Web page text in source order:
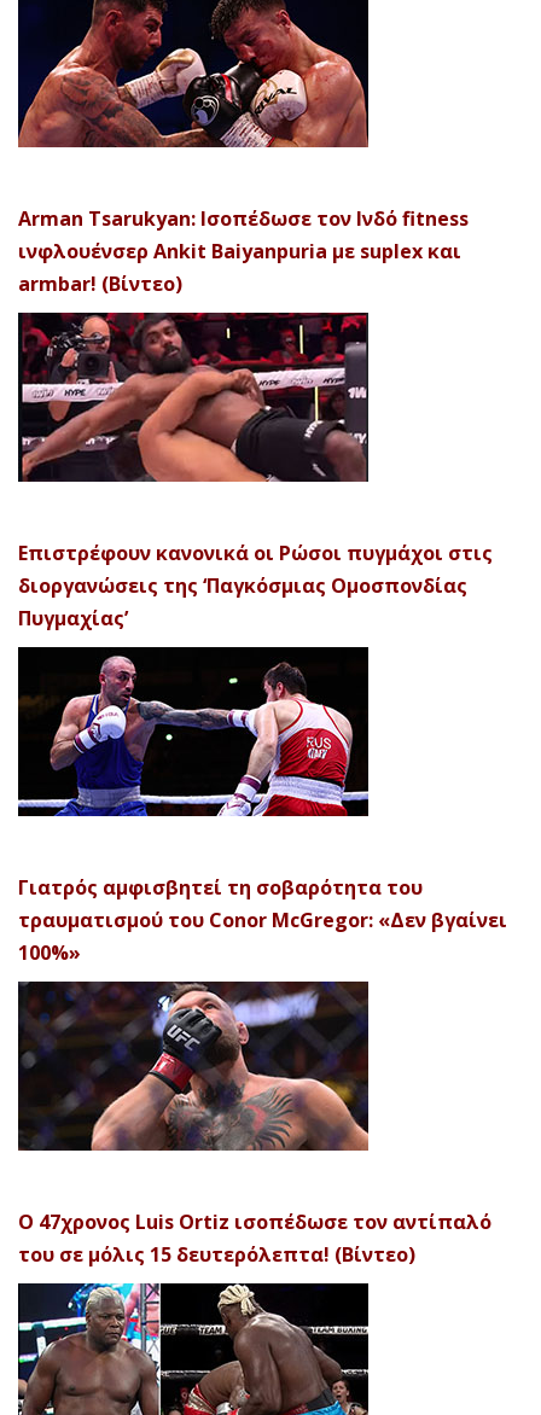
Arman Tsarukyan: Ισοπέδωσε τον Ινδό fitness
ινφλουένσερ Ankit Baiyanpuria με suplex και
armbar! (Βίντεο)
Επιστρέφουν κανονικά οι Ρώσοι πυγμάχοι στις
διοργανώσεις της ‘Παγκόσμιας Ομοσπονδίας
Πυγμαχίας’
Γιατρός αμφισβητεί τη σοβαρότητα του
τραυματισμού του Conor McGregor: «Δεν βγαίνει
100%»
Ο 47χρονος Luis Ortiz ισοπέδωσε τον αντίπαλό
του σε μόλις 15 δευτερόλεπτα! (Βίντεο)